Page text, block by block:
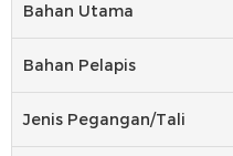
Bahan Utama
Bahan Pelapis
Jenis Pegangan/tali